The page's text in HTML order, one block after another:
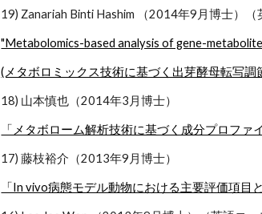
19) Zanariah Binti Hashim （2014年9月博士）（
"Metabolomics-based analysis of gene-
(メタボロミックス技術に基づく出芽酵母転写
18) 山本慎也（2014年3月博士）
「メタボローム解析技術に基づく成分プロフ
17) 藤枝裕介（2013年9月博士）
「In vivo病態モデル動物における主要評価項目